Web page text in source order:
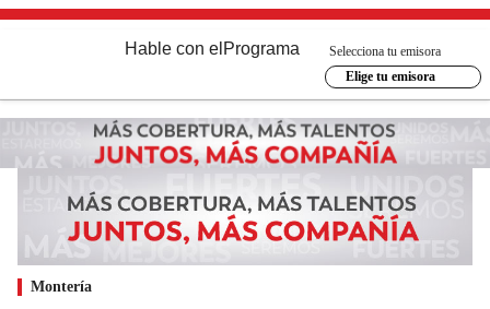
Hable con el Programa
Selecciona tu emisora
Elige tu emisora
Montería